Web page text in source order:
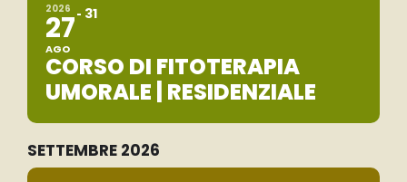
2026
27
AGO
31
CORSO DI FITOTERAPIA
UMORALE | RESIDENZIALE
SETTEMBRE 2026